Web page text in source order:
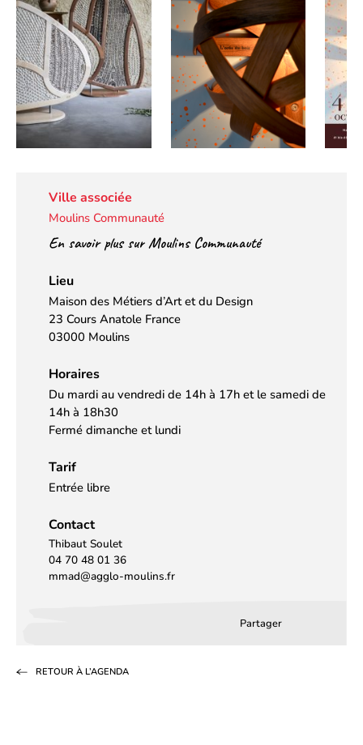
Ville associée
Moulins Communauté
En savoir plus sur Moulins Communauté
Lieu
Maison des Métiers d’Art et du Design
23 Cours Anatole France
03000 Moulins
Horaires
Du mardi au vendredi de 14h à 17h et le samedi de
14h à 18h30
Fermé dimanche et lundi
Tarif
Entrée libre
Contact
Thibaut Soulet
04 70 48 01 36
mmad@agglo-moulins.fr
Partager
RETOUR À L’AGENDA